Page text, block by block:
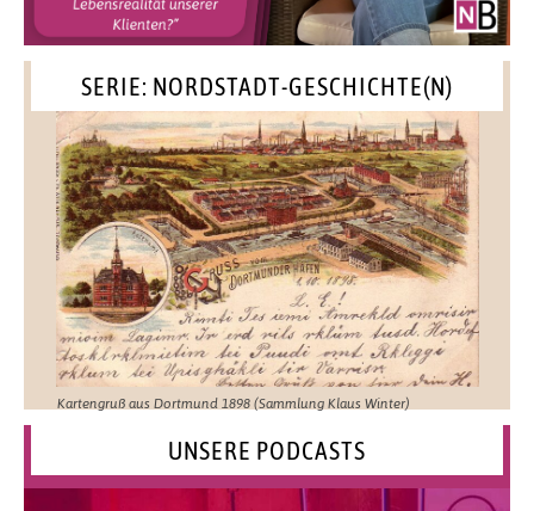
SERIE: NORDSTADT-GESCHICHTE(N)
Kartengruß aus Dortmund 1898 (Sammlung Klaus Winter)
UNSERE PODCASTS